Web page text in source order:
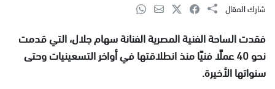
شارك المقال
فقدت الساحة الفنية المصرية الفنانة سهام جلال، التي قدمت
نحو 40 عملًا فنيًا منذ انطلاقتها في أواخر التسعينيات وحتى
سنواتها الأخيرة.